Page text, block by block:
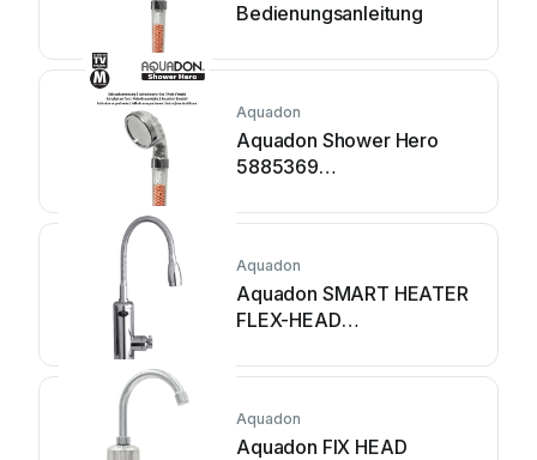
Bedienungsanleitung
Aquadon
Aquadon Shower Hero
5885369
Aquadon
Aquadon SMART HEATER
FLEX-HEAD
Aquadon
Aquadon FIX HEAD